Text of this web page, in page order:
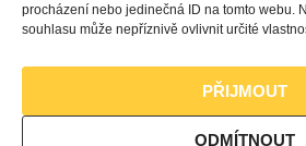
procházení nebo jedinečná ID na tomto webu.
souhlasu může nepříznivě ovlivnit určité
PŘIJMOUT
ODMÍTNOUT
osobních údajůa zasíláním
Zásady ochrany